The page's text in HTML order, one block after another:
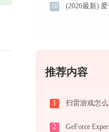
10
推荐内容
1
2